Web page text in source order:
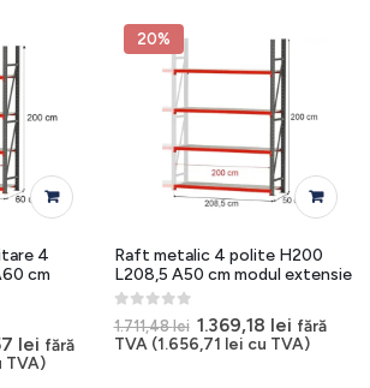
4
cm
leiPrețul
curent
fără
TVA)
20%
Raft metalic 4 polite H200
L208,5 A50 cm modul extensie
0 out of 5
1.711,48lei Prețul
inițial
a
1.369,18 lei Prețul
curent
fără
TVA (1.656,71 lei cu TVA)